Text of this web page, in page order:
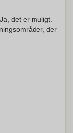
det er muligt.
der